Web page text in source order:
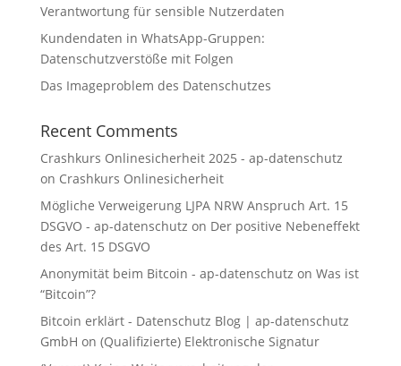
Verantwortung für sensible Nutzerdaten
Kundendaten in WhatsApp-Gruppen:
Datenschutzverstöße mit Folgen
Das Imageproblem des Datenschutzes
Recent Comments
Crashkurs Onlinesicherheit 2025 - ap-datenschutz
on Crashkurs Onlinesicherheit
Mögliche Verweigerung LJPA NRW Anspruch Art. 15
DSGVO - ap-datenschutz on Der positive Nebeneffekt
des Art. 15 DSGVO
Anonymität beim Bitcoin - ap-datenschutz on Was ist
“Bitcoin”?
Bitcoin erklärt - Datenschutz Blog | ap-datenschutz
GmbH on (Qualifizierte) Elektronische Signatur